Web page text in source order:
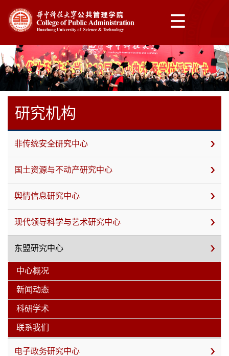
研究机构
非传统安全研究中心
国土资源与不动产研究中心
舆情信息研究中心
现代领导科学与艺术研究中心
东盟研究中心
中心概况
新闻动态
科研学术
联系我们
电子政务研究中心